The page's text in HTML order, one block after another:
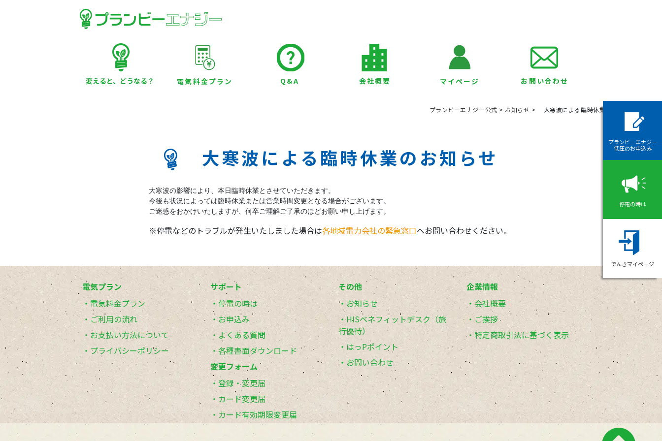
変えると、どうなる？ 電気料金プラン Q&A 会社概要 マイページ お問い合わせ
プランビーエナジー公式 > お知らせ > 大寒波による臨時休業のお知らせ
大寒波による臨時休業のお知らせ
大寒波の影響により、本日臨時休業とさせていただきます。
今後も状況によっては臨時休業または営業時間変更となる場合がございます。
ご迷惑をおかけいたしますが、何卒ご理解ご了承のほどお願い申し上げます。
※停電などのトラブルが発生いたしました場合は各地域電力会社の緊急窓口へお問い合わせください。
電気プラン
電気料金プラン
ご利用の流れ
お支払い方法について
プライバシーポリシー
サポート
停電の時は
お申込み
よくある質問
各種書面ダウンロード
変更フォーム
登録・変更届
カード変更届
カード有効期限変更届
その他
お知らせ
HISベネフィットデスク（旅
行優待）
はっPポイント
お問い合わせ
企業情報
会社概要
ご挨拶
特定商取引法に基づく表示
プランビーエナジー
低圧のお申込み
停電の時は
でんきマイページ